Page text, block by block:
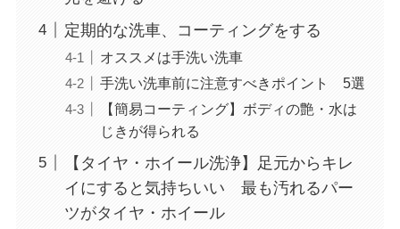
定期的な洗車、コーティングをする
オススメは手洗い洗車
手洗い洗車前に注意すべきポイント 5選
【簡易コーティング】ボディの艶・水は
じきが得られる
【タイヤ・ホイール洗浄】足元からキレ
イにすると気持ちいい 最も汚れるパー
ツがタイヤ・ホイール